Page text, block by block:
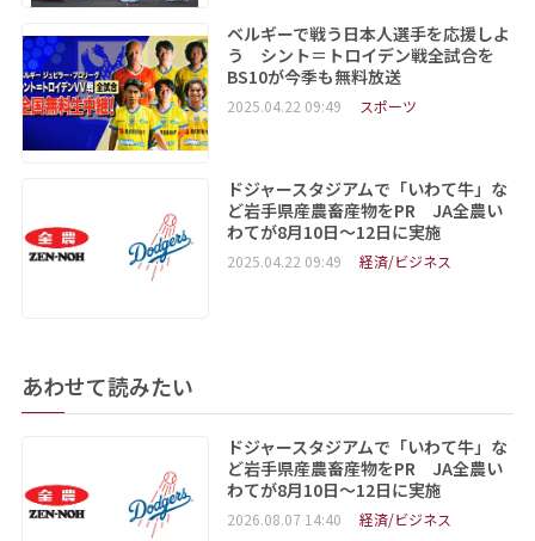
ベルギーで戦う日本人選手を応援しよ
う シント＝トロイデン戦全試合を
BS10が今季も無料放送
2025.04.22 09:49 スポーツ
ドジャースタジアムで「いわて牛」な
ど岩手県産農畜産物をPR JA全農い
わてが8月10日～12日に実施
2025.04.22 09:49 経済/ビジネス
あわせて読みたい
ドジャースタジアムで「いわて牛」な
ど岩手県産農畜産物をPR JA全農い
わてが8月10日～12日に実施
2026.08.07 14:40 経済/ビジネス